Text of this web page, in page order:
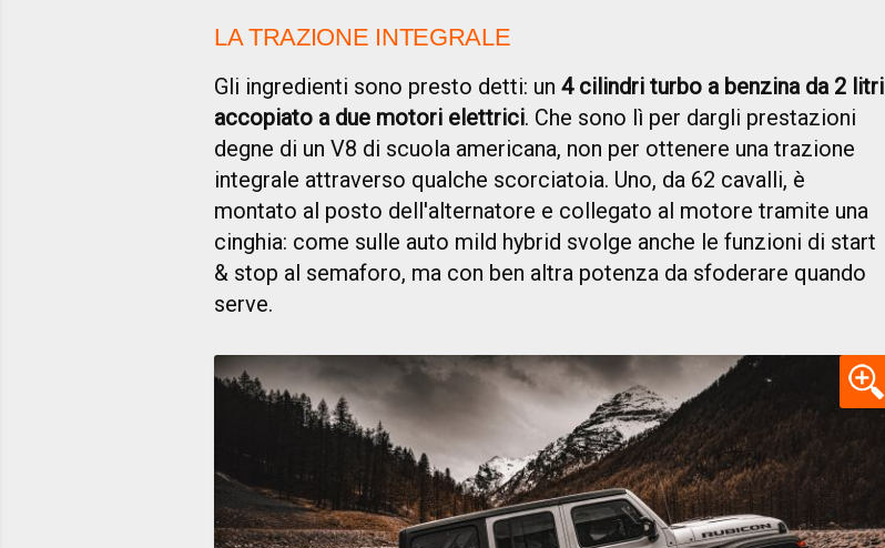
LA TRAZIONE INTEGRALE
Gli ingredienti sono presto detti: un 4 cilindri turbo a benzina da 2 litri
accopiato a due motori elettrici. Che sono lì per dargli prestazioni
degne di un V8 di scuola americana, non per ottenere una trazione
integrale attraverso qualche scorciatoia. Uno, da 62 cavalli, è
montato al posto dell'alternatore e collegato al motore tramite una
cinghia: come sulle auto mild hybrid svolge anche le funzioni di start
& stop al semaforo, ma con ben altra potenza da sfoderare quando
serve.